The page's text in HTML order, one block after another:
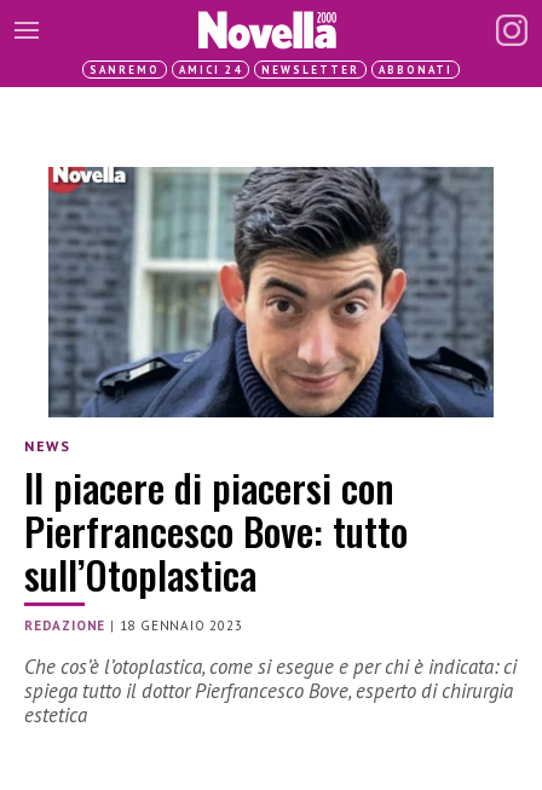
SANREMO AMICI 24 NEWSLETTER ABBONATI
NEWS
Il piacere di piacersi con
Pierfrancesco Bove: tutto
sull’Otoplastica
REDAZIONE | 18 GENNAIO 2023
Che cos’è l’otoplastica, come si esegue e per chi è indicata: ci
spiega tutto il dottor Pierfrancesco Bove, esperto di chirurgia
estetica